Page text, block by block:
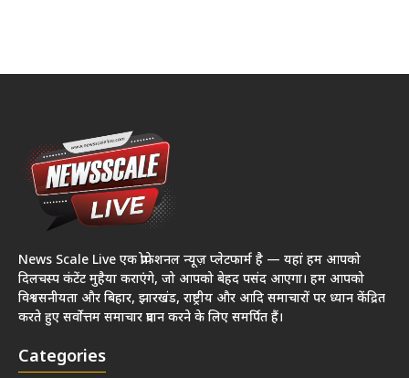
News Scale Live एक प्रोफेशनल न्यूज़ प्लेटफार्म है — यहां हम आपको
दिलचस्प कंटेंट मुहैया कराएंगे, जो आपको बेहद पसंद आएगा। हम आपको
विश्वसनीयता और बिहार, झारखंड, राष्ट्रीय और आदि समाचारों पर ध्यान केंद्रित
करते हुए सर्वोत्तम समाचार प्रदान करने के लिए समर्पित हैं।
Categories